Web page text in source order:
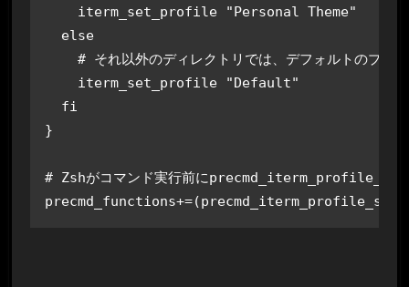
    iterm_set_profile
"Personal Theme"
else
# それ以外のディレクトリでは、デフォルトのプロ
    iterm_set_profile
"Default"
fi
}
# Zshがコマンド実行前に